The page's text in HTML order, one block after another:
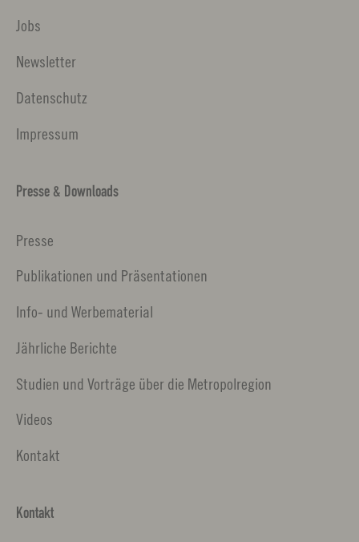
Jobs
Newsletter
Datenschutz
Impressum
Presse & Downloads
Presse
Publikationen und Präsentationen
Info- und Werbematerial
Jährliche Berichte
Studien und Vorträge über die Metropolregion
Videos
Kontakt
Kontakt